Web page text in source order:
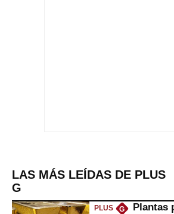
LAS MÁS LEÍDAS DE PLUS
G
PLUS G
Plantas